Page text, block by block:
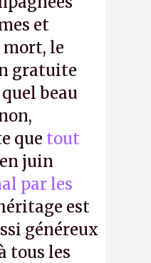
et
mort, le
gratuite
beau
que tout
juin
par les
est
généreux
tous les